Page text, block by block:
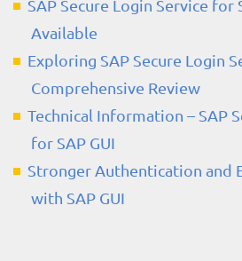
SAP Secure Login Service for
Available
Exploring SAP Secure Login
Comprehensive Review
Technical Information – SAP
for SAP GUI
Stronger Authentication and
with SAP GUI